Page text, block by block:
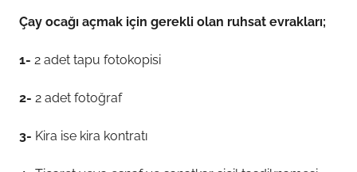
Çay ocağı açmak için gerekli olan ruhsat evrakları;
1- 2 adet tapu fotokopisi
2- 2 adet fotoğraf
3- Kira ise kira kontratı